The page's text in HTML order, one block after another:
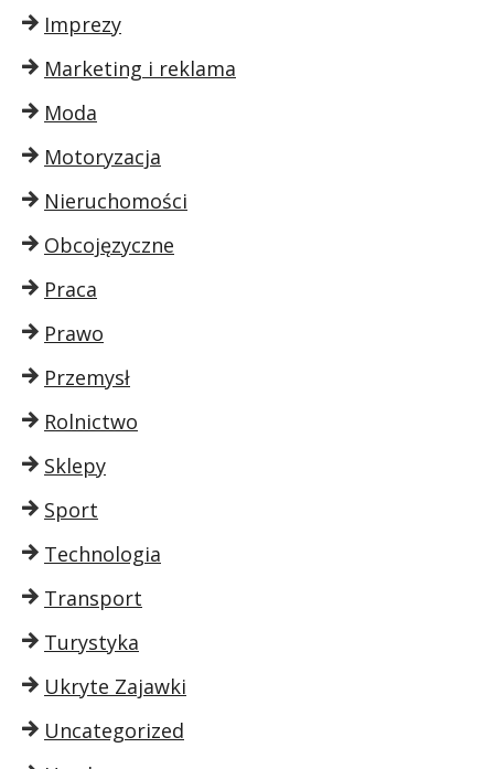
Imprezy
Marketing i reklama
Moda
Motoryzacja
Nieruchomości
Obcojęzyczne
Praca
Prawo
Przemysł
Rolnictwo
Sklepy
Sport
Technologia
Transport
Turystyka
Ukryte Zajawki
Uncategorized